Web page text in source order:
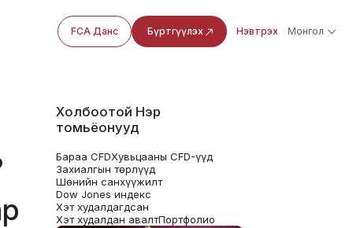
FCA Данс Бүртгүүлэх Нэвтрэх Монгол
Холбоотой Нэр
томьёонууд
Бараа CFDХувьцааны CFD-үүд
Захиалгын төрлүүд
Шөнийн санхүүжилт
Dow Jones индекс
Хэт худалдагдсан
Хэт худалдан авалтПортфолио